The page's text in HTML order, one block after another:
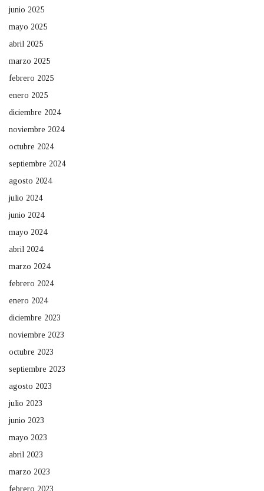
junio 2025
mayo 2025
abril 2025
marzo 2025
febrero 2025
enero 2025
diciembre 2024
noviembre 2024
octubre 2024
septiembre 2024
agosto 2024
julio 2024
junio 2024
mayo 2024
abril 2024
marzo 2024
febrero 2024
enero 2024
diciembre 2023
noviembre 2023
octubre 2023
septiembre 2023
agosto 2023
julio 2023
junio 2023
mayo 2023
abril 2023
marzo 2023
febrero 2023